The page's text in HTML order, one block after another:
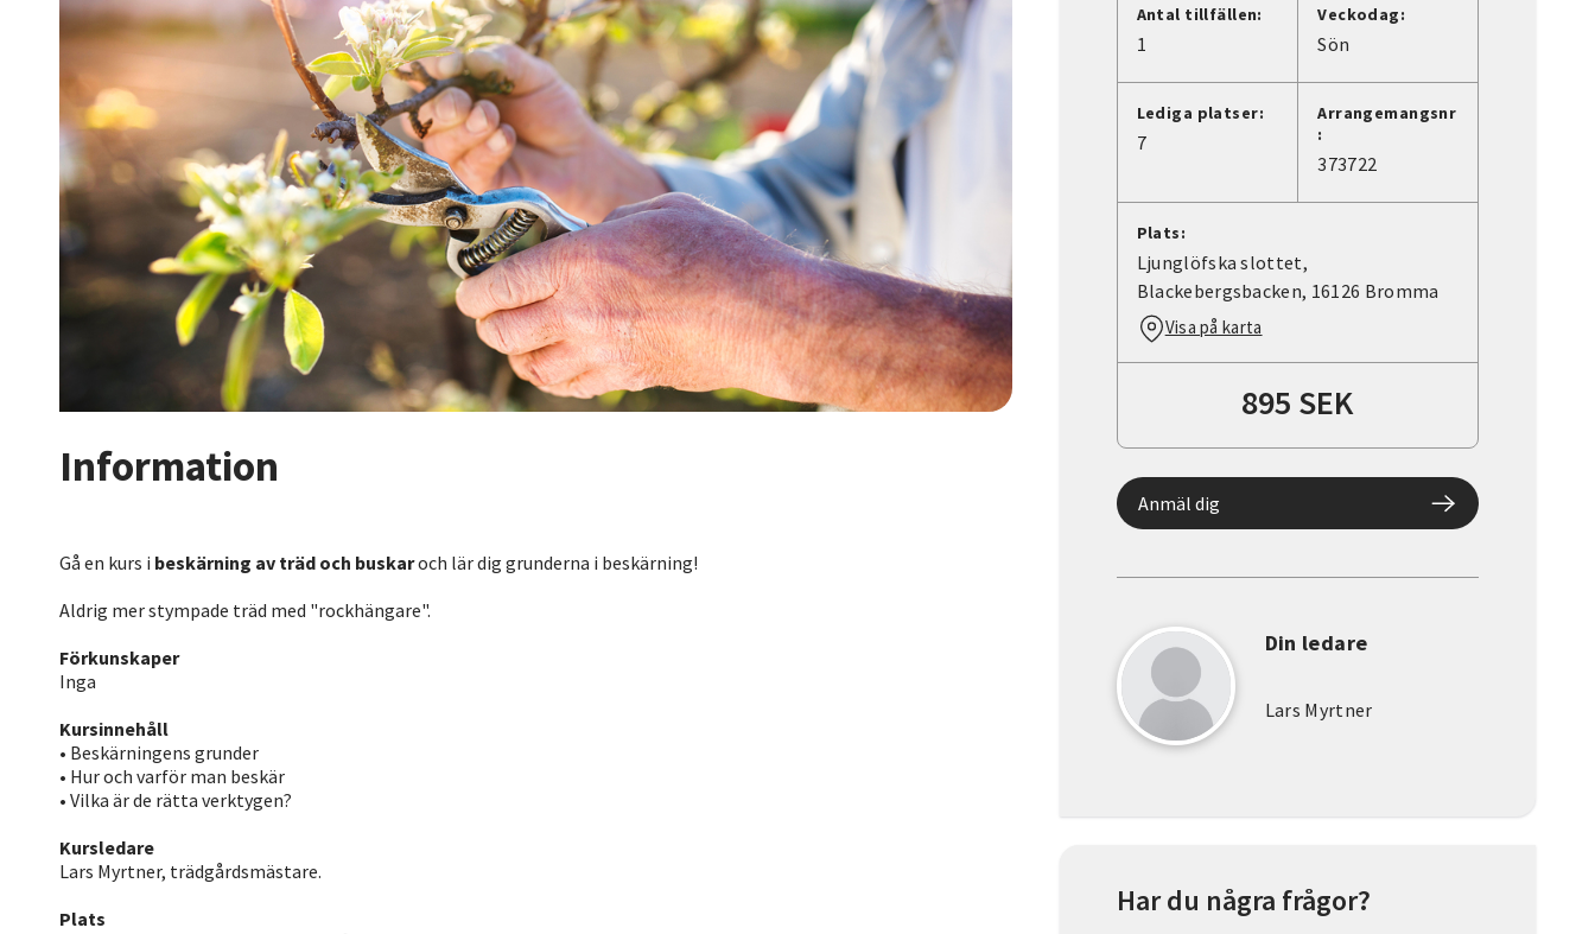
Information
Gå en kurs i beskärning av träd och buskaroch lär dig grunderna i beskärning!
Aldrig mer stympade träd med "rockhängare".
Förkunskaper
Inga
Kursinnehåll
• Beskärningens grunder
• Hur och varför man beskär
• Vilka är de rätta verktygen?
Kursledare
Lars Myrtner, trädgårdsmästare.
Plats
Antal tillfällen:
1
Veckodag:
Sön
Lediga platser:
7
Arrangemangsnr
:
373722
Plats:
Ljunglöfska slottet,
Blackebergsbacken, 16126 Bromma
Visa på karta
895 SEK
Anmäl dig
Din ledare
Lars Myrtner
Har du några frågor?